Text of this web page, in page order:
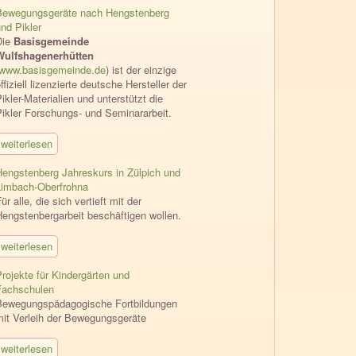
nach Hengstenberg
Pikler
Basisgemeinde
) ist der einzige
lizenzierte deutsche Hersteller der
Materialien und unterstützt die
Forschungs- und Seminararbeit.
weiterlesen
Jahreskurs in Zülpich und
Oberfrohna
alle, die sich vertieft mit der
beschäftigen wollen.
weiterlesen
für Kindergärten und
Fortbildungen
Verleih der Bewegungsgeräte
weiterlesen